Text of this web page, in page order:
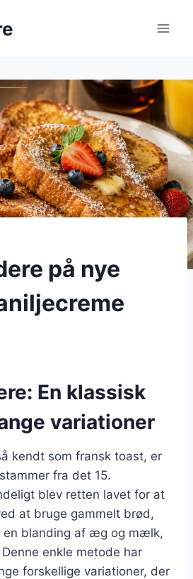
på nye
En klassisk
variationer
kendt som fransk toast, er
fra det 15.
blev retten lavet for at
at bruge gammelt brød,
en blanding af æg og mælk,
enkle metode har
forskellige variationer, der